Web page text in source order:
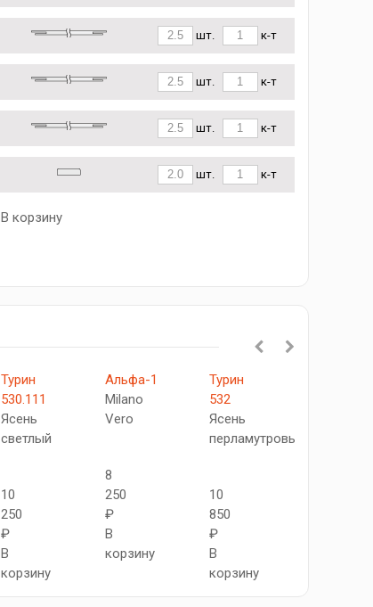
шт. к-т
шт. к-т
шт. к-т
шт. к-т
В корзину
Турин
530.111
Ясень
светлый
10
250
₽
В
корзину
Альфа-1
Milano
Vero
8
250
₽
В
корзину
Турин
532
Ясень
перламутровый
10
850
₽
В
корзину